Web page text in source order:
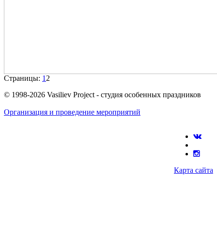
Страницы: 1 2
© 1998-2026 Vasiliev Project - студия особенных праздников
Организация и проведение мероприятий
Карта сайта